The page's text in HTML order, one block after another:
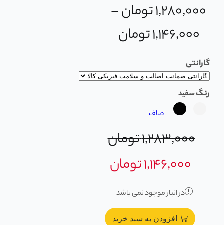
۱,۲۸۰,۰۰۰تومان–
۱,۱۴۶,۰۰۰تومان
گارانتی
رنگ
صاف
۱,۲۸۳,۰۰۰تومان
۱,۱۴۶,۰۰۰تومان
در انبار موجود نمی باشد
افزودن به سبد خرید